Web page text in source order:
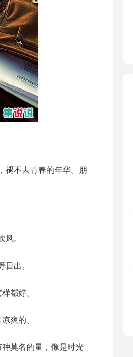
褪不去青春的年华。朋
。
出。
都好。
爽的。
莫名的量，像是时光